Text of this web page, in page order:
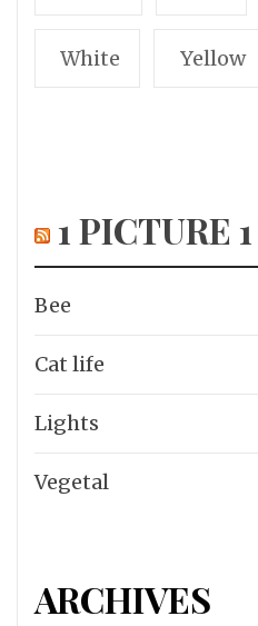
White Yellow
1 PICTURE
Bee
Cat life
Lights
Vegetal
ARCHIVES